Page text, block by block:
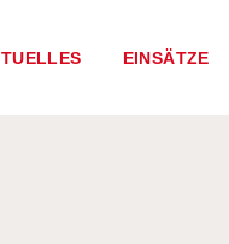
EINSÄTZE